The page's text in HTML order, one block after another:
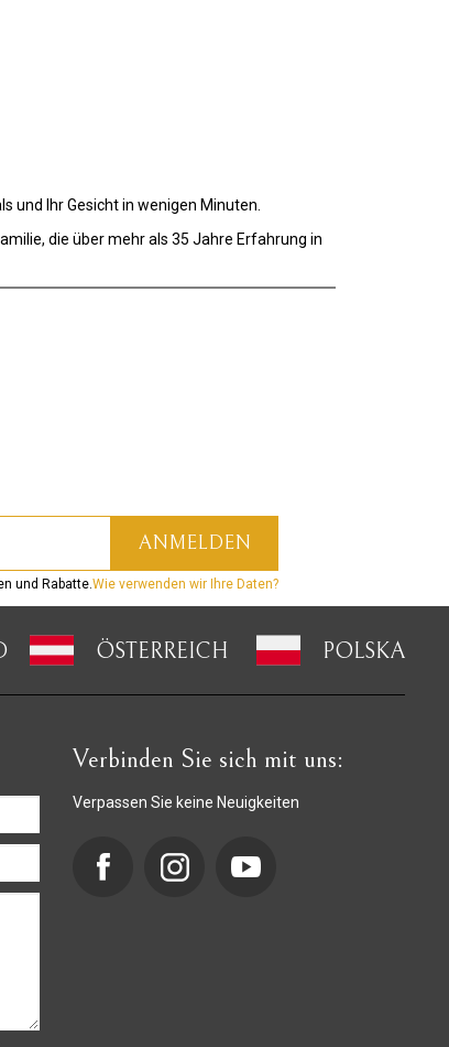
und Ihr Gesicht in wenigen Minuten.
die über mehr als 35 Jahre Erfahrung in
und Rabatte.Wie verwenden wir Ihre Daten?
ÖSTERREICH POLSKA
Verbinden Sie sich mit uns:
Verpassen Sie keine Neuigkeiten